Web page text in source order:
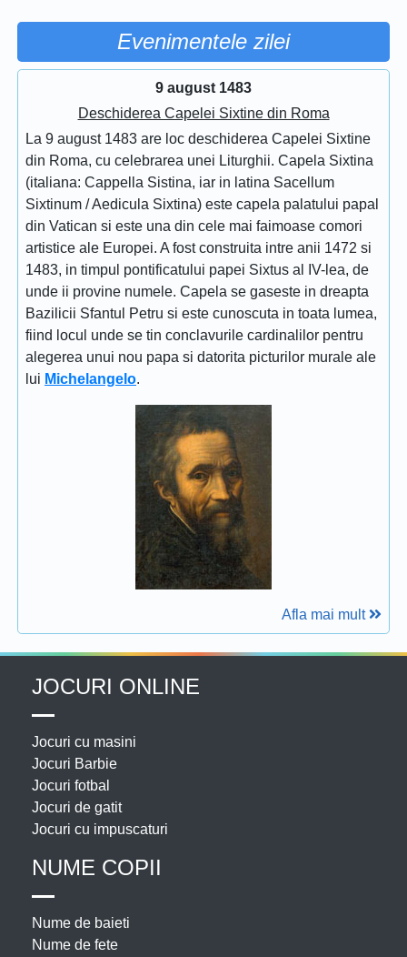
Evenimentele zilei
9 august 1483
Deschiderea Capelei Sixtine din Roma
La 9 august 1483 are loc deschiderea Capelei Sixtine
din Roma, cu celebrarea unei Liturghii. Capela Sixtina
(italiana: Cappella Sistina, iar in latina Sacellum
Sixtinum / Aedicula Sixtina) este capela palatului papal
din Vatican si este una din cele mai faimoase comori
artistice ale Europei. A fost construita intre anii 1472 si
1483, in timpul pontificatului papei Sixtus al IV-lea, de
unde ii provine numele. Capela se gaseste in dreapta
Bazilicii Sfantul Petru si este cunoscuta in toata lumea,
fiind locul unde se tin conclavurile cardinalilor pentru
alegerea unui nou papa si datorita picturilor murale ale
lui Michelangelo.
Afla mai mult
JOCURI ONLINE
Jocuri cu masini
Jocuri Barbie
Jocuri fotbal
Jocuri de gatit
Jocuri cu impuscaturi
NUME COPII
Nume de baieti
Nume de fete